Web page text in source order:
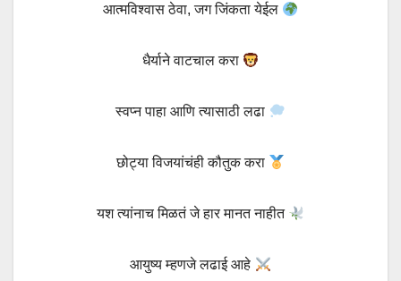
आत्मविश्वास ठेवा, जग जिंकता येईल
धैर्याने वाटचाल करा
स्वप्न पाहा आणि त्यासाठी लढा
छोट्या विजयांचंही कौतुक करा
यश त्यांनाच मिळतं जे हार मानत नाहीत
आयुष्य म्हणजे लढाई आहे